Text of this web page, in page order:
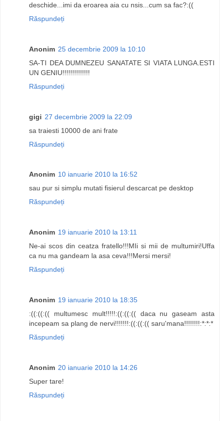
deschide...imi da eroarea aia cu nsis...cum sa fac?:((
Răspundeți
Anonim 25 decembrie 2009 la 10:10
SA-TI DEA DUMNEZEU SANATATE SI VIATA LUNGA.ESTI
UN GENIU!!!!!!!!!!!!!!
Răspundeți
gigi 27 decembrie 2009 la 22:09
sa traiesti 10000 de ani frate
Răspundeți
Anonim 10 ianuarie 2010 la 16:52
sau pur si simplu mutati fisierul descarcat pe desktop
Răspundeți
Anonim 19 ianuarie 2010 la 13:11
Ne-ai scos din ceatza fratello!!!MIi si mii de multumiri!Uffa
ca nu ma gandeam la asa ceva!!!Mersi mersi!
Răspundeți
Anonim 19 ianuarie 2010 la 18:35
:((:((:(( multumesc mult!!!!!:((:((:(( daca nu gaseam asta
incepeam sa plang de nervi!!!!!!!:((:((:(( saru'mana!!!!!!!!:*:*:*
Răspundeți
Anonim 20 ianuarie 2010 la 14:26
Super tare!
Răspundeți